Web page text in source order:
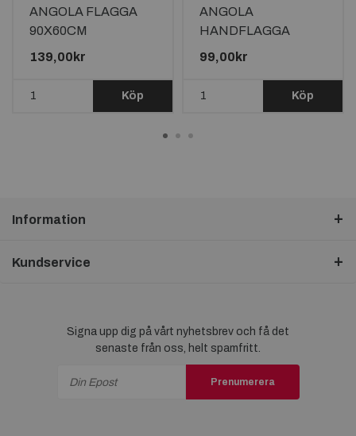
ANGOLA FLAGGA
90X60CM
139,00kr
Köp
ANGOLA
HANDFLAGGA
45X30CM
99,00kr
Köp
Information
Kundservice
Signa upp dig på vårt nyhetsbrev och få det
senaste från oss, helt spamfritt.
Prenumerera